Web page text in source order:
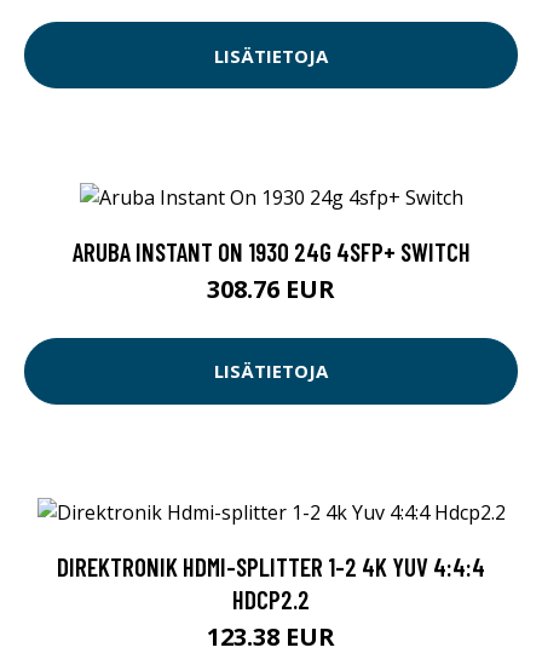
LISÄTIETOJA
ARUBA INSTANT ON 1930 24G 4SFP+ SWITCH
308.76 EUR
LISÄTIETOJA
DIREKTRONIK HDMI-SPLITTER 1-2 4K YUV 4:4:4
HDCP2.2
123.38 EUR